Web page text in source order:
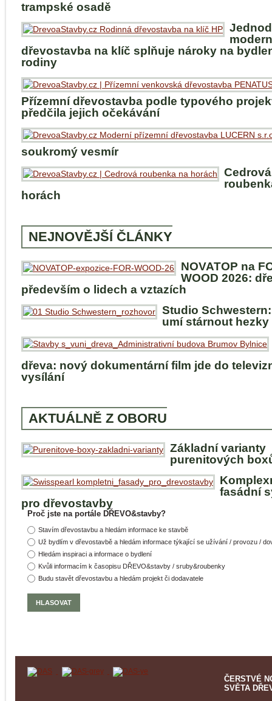
trampské osadě
dřevostavba na klíč splňuje nároky na
rodiny
Přízemní dřevostavba podle typového
předčila jejich očekávání
soukromý vesmír
Cedrová
horách
NEJNOVĚJŠÍ ČLÁNKY
NOVATOP na
WOOD 2026:
především o lidech a vztazích
Studio
umí stárnout hezky
dřeva: nový dokumentární film jde do
vysílání
AKTUÁLNĚ Z OBORU
Základní varianty
purenitových
fasádní
pro dřevostavby
Proč jste na portále DŘEVO&stavby?
Stavím dřevostavbu a hledám informace ke stavbě
Už bydlím v dřevostavbě a hledám informace týkající se užívání / provozu /
Hledám inspiraci a informace o bydlení
Kvůli informacím k časopisu DŘEVO&stavby / sruby&roubenky
Budu stavět dřevostavbu a hledám projekt či dodavatele
ČERSTVÉ
SVĚTA